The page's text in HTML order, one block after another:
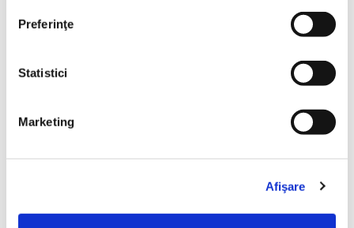
Preferinţe
Statistici
Marketing
Afişare
Thierry Wolton, Lumea noastră orwelliană